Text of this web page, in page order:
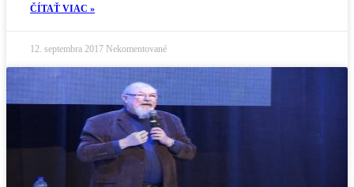
ČÍTAŤ VIAC »
12. septembra 2017 Nekomentované